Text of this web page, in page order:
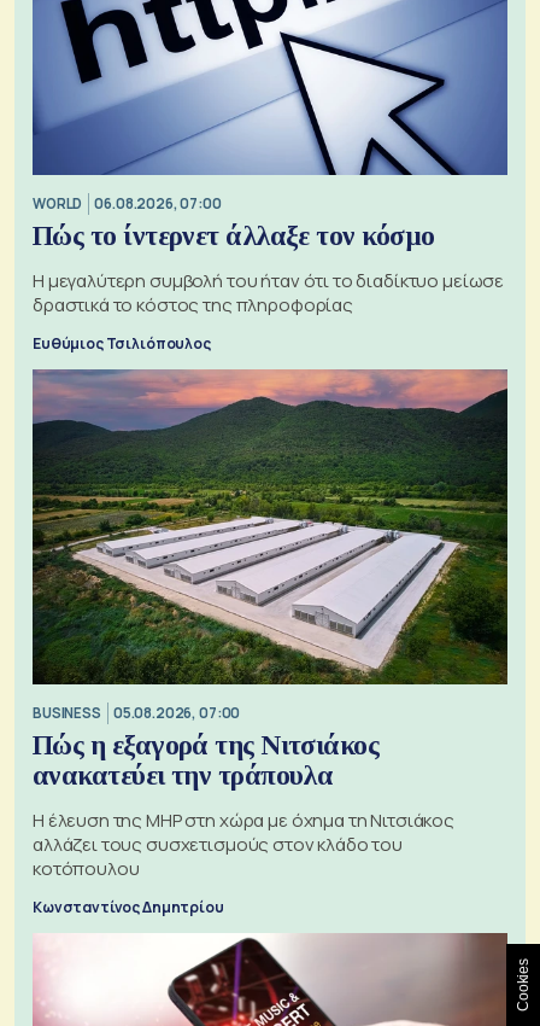
WORLD 06.08.2026, 07:00
Πώς το ίντερνετ άλλαξε τον κόσμο
Η μεγαλύτερη συμβολή του ήταν ότι το διαδίκτυο μείωσε
δραστικά το κόστος της πληροφορίας
Ευθύμιος Τσιλιόπουλος
BUSINESS 05.08.2026, 07:00
Πώς η εξαγορά της Νιτσιάκος
ανακατεύει την τράπουλα
H έλευση της MHP στη χώρα με όχημα τη Νιτσιάκος
αλλάζει τους συσχετισμούς στον κλάδο του
κοτόπουλου
Κωνσταντίνος Δημητρίου
Cookies